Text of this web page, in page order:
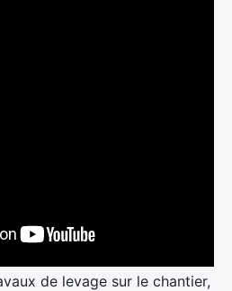
de levage sur le chantier,